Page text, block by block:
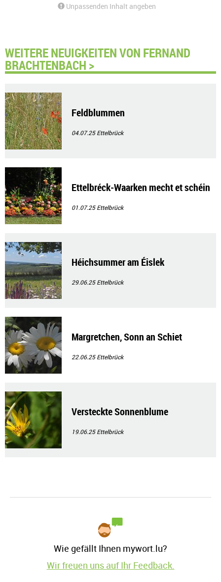
Unpassenden Inhalt angeben
WEITERE NEUIGKEITEN VON FERNAND
BRACHTENBACH >
Feldblummen
04.07.25Ettelbrück
Ettelbréck-Waarken mecht et schéin
01.07.25Ettelbrück
Héichsummer am Éislek
29.06.25Ettelbrück
Margretchen, Sonn an Schiet
22.06.25Ettelbrück
Versteckte Sonnenblume
19.06.25Ettelbrück
Wie gefällt Ihnen mywort.lu?
Wir freuen uns auf Ihr Feedback.